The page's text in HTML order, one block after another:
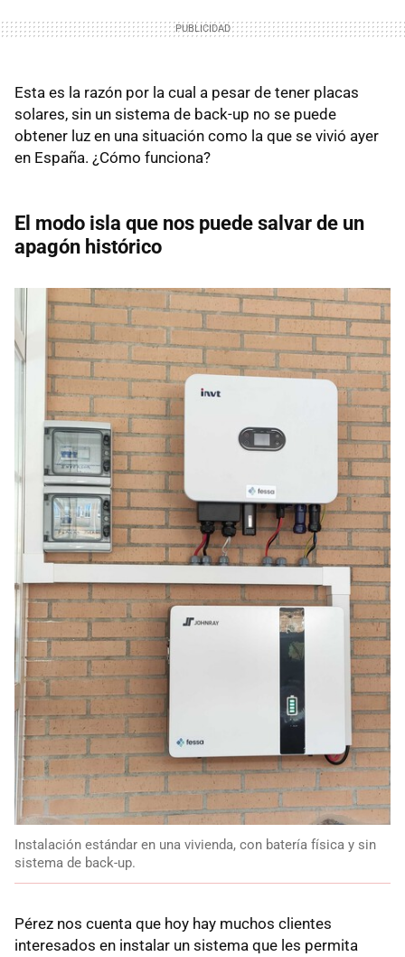
Esta es la razón por la cual a pesar de tener placas
solares, sin un sistema de back-up no se puede
obtener luz en una situación como la que se vivió ayer
en España. ¿Cómo funciona?
El modo isla que nos puede salvar de un
apagón histórico
Instalación estándar en una vivienda, con batería física y sin
sistema de back-up.
Pérez nos cuenta que hoy hay muchos clientes
interesados en instalar un sistema que les permita